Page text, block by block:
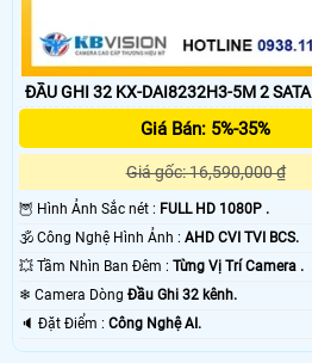
ĐẦU GHI 32 KX-DAI8232H3-5M 2 SATA
Giá Bán: 5%-35%
Giá gốc: 16,590,000 ₫
🦉 Hình Ảnh Sắc nét : FULL HD 1080P .
🕉️ Công Nghệ Hình Ảnh : AHD CVI TVI BCS.
💥 Tầm Nhìn Ban Đêm : Từng Vị Trí Camera .
❄ Camera Dòng Đầu Ghi 32 kênh.
️🔈 Đặt Điểm : Công Nghệ AI.